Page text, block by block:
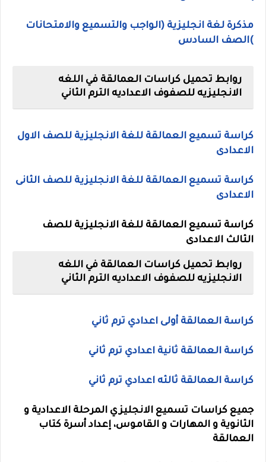
مذكرة لغة انجليزية (الواجب والتسميع والامتحانات
)الصف السادس
روابط تحميل كراسات العمالقة في اللغه
الانجليزيه للصفوف الاعداديه الترم الثاني
كراسة تسميع العمالقة للغة الانجليزية للصف الاول
الاعدادى
كراسة تسميع العمالقة للغة الانجليزية للصف الثانى
الاعدادى
كراسة تسميع العمالقة للغة الانجليزية للصف
الثالث الاعدادى
روابط تحميل كراسات العمالقة في اللغه
الانجليزيه للصفوف الاعداديه الترم الثاني
كراسة العمالقة أولى اعدادي ترم ثاني
كراسة العمالقة ثانية اعدادي ترم ثاني
كراسة العمالقة ثالثه اعدادي ترم ثاني
جميع كراسات تسميع الانجليزي المرحلة الاعدادية و
الثانوية و المهارات و القاموس، إعداد أسرة كتاب
العمالقة